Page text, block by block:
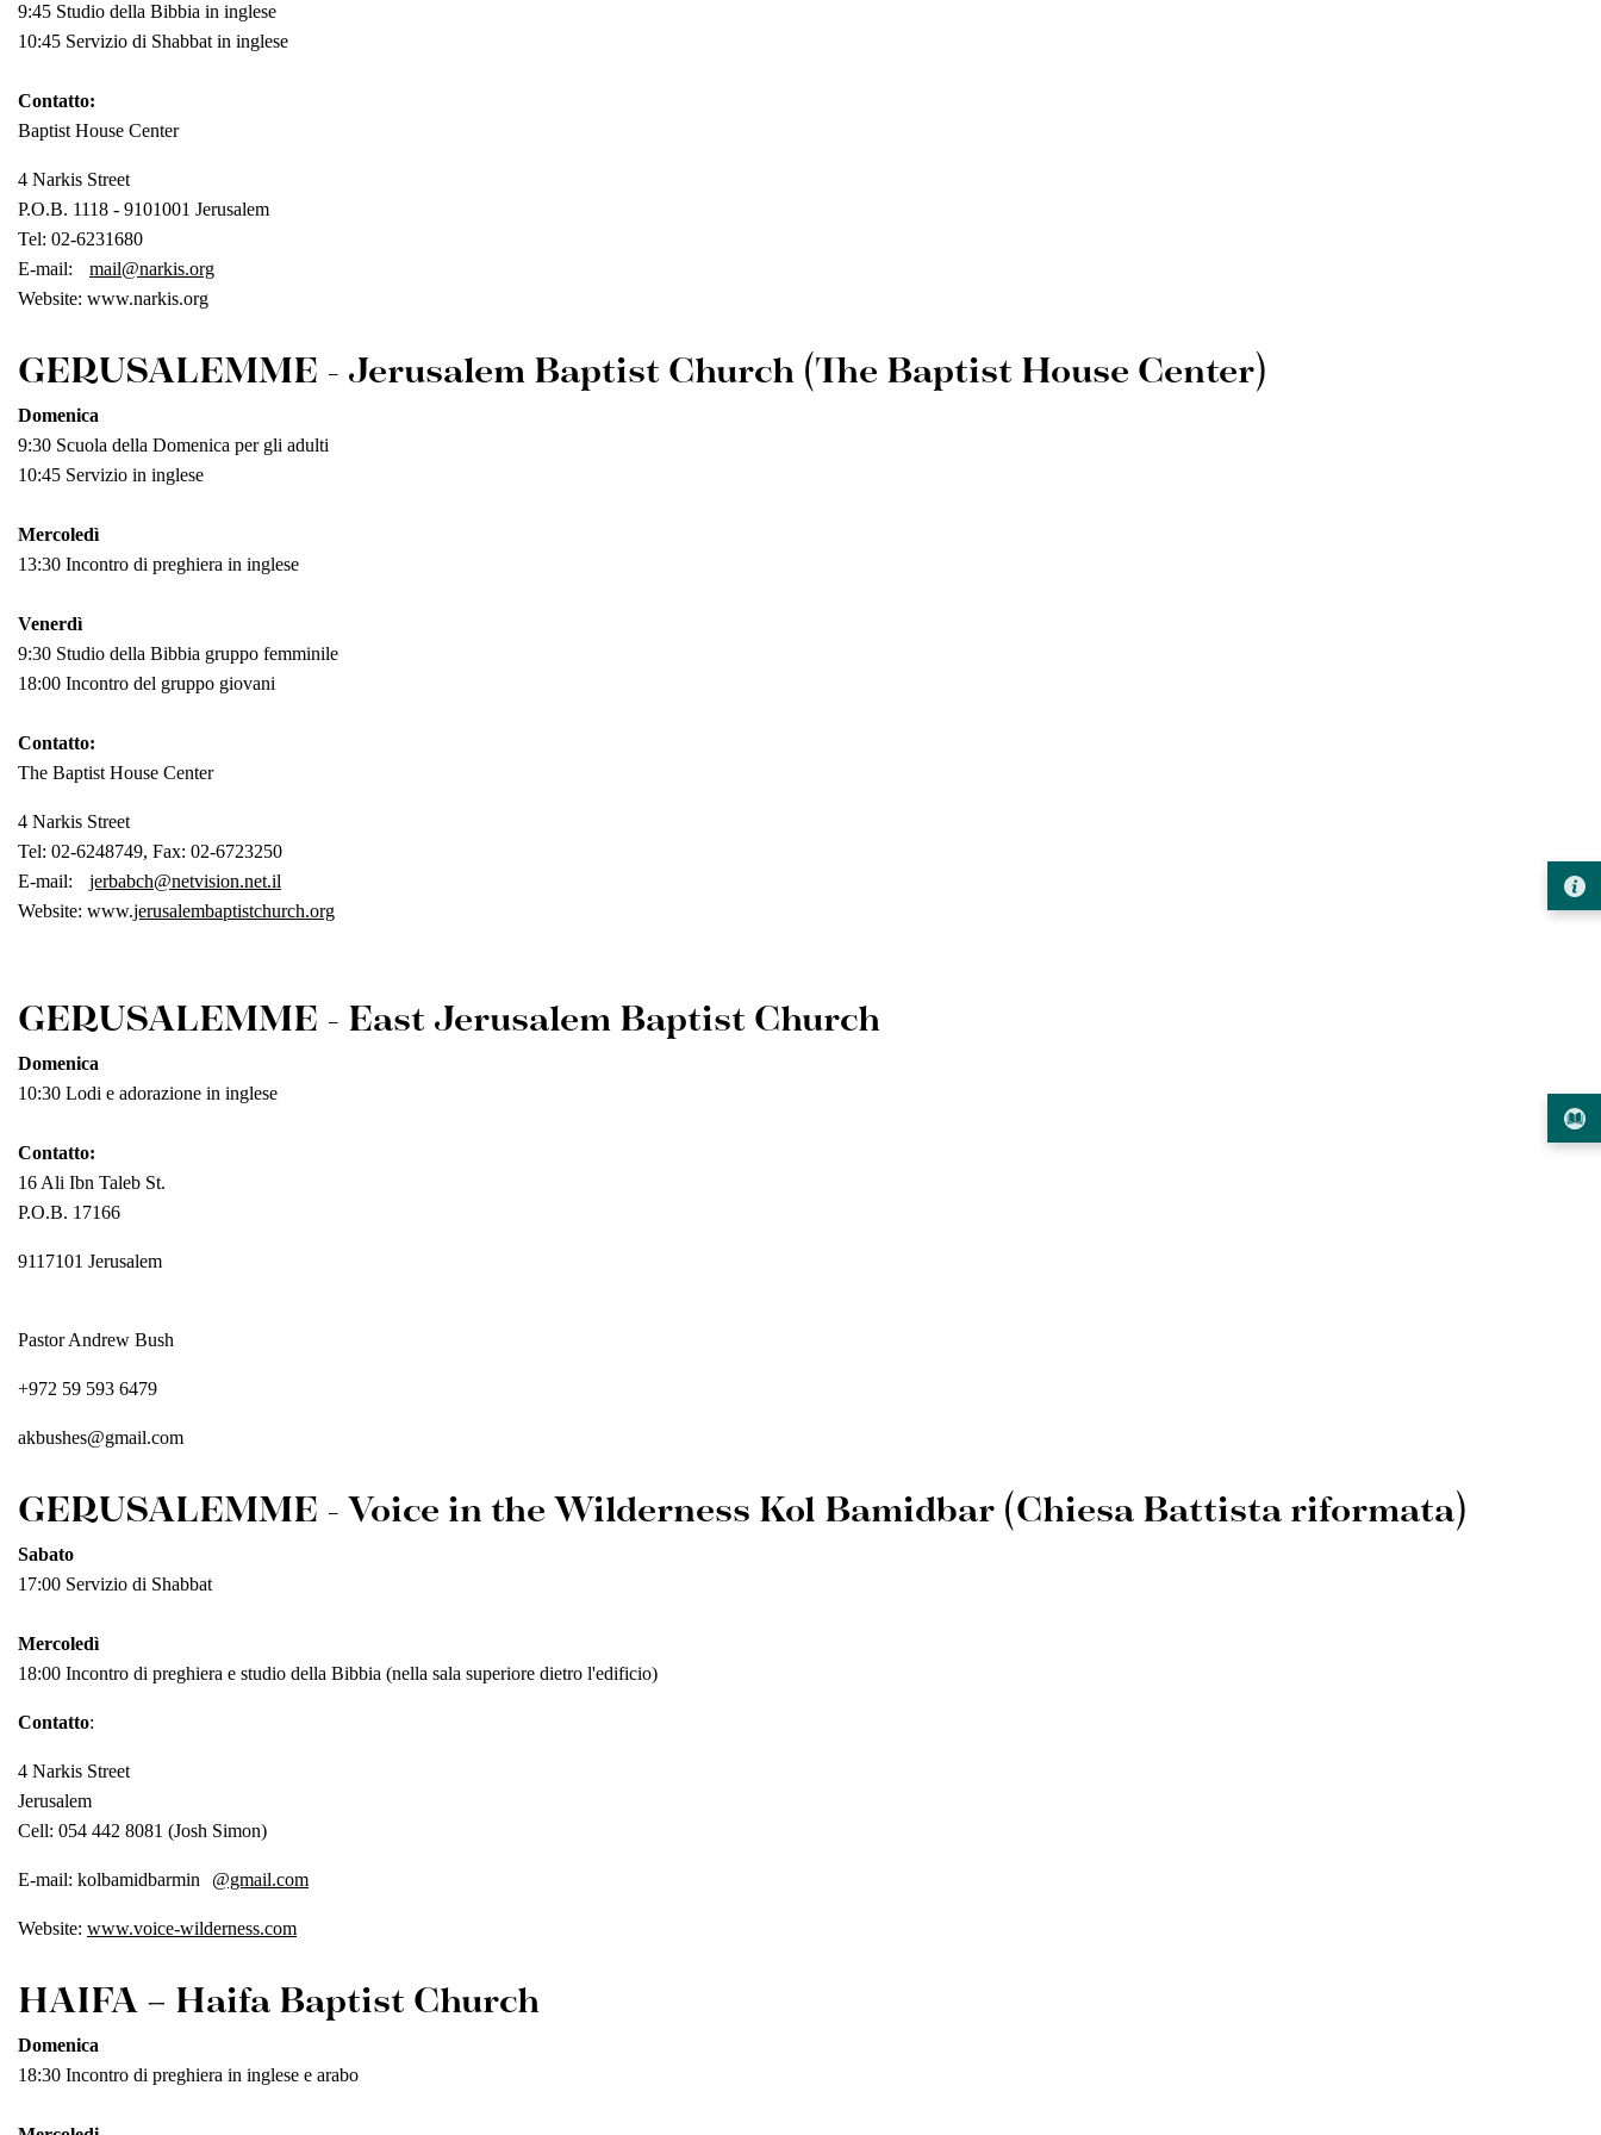
9:45 Studio della Bibbia in inglese
10:45 Servizio di Shabbat in inglese
Contatto:
Baptist House Center
4 Narkis Street
P.O.B. 1118 - 9101001 Jerusalem
Tel: 02-6231680
E-mail:
mail@narkis.org
Website: www.narkis.org
GERUSALEMME - Jerusalem Baptist Church (The Baptist House Center)
Domenica
9:30 Scuola della Domenica per gli adulti
10:45 Servizio in inglese
Mercoledì
13:30 Incontro di preghiera in inglese
Venerdì
9:30 Studio della Bibbia gruppo femminile
18:00 Incontro del gruppo giovani
Contatto:
The Baptist House Center
4 Narkis Street
Tel: 02-6248749, Fax: 02-6723250
E-mail:
jerbabch@netvision.net.il
Website: www.jerusalembaptistchurch.org
GERUSALEMME - East Jerusalem Baptist Church
Domenica
10:30 Lodi e adorazione in inglese
Contatto:
16 Ali Ibn Taleb St.
P.O.B. 17166
9117101 Jerusalem
Pastor Andrew Bush
+972 59 593 6479
akbushes@gmail.com
GERUSALEMME - Voice in the Wilderness Kol Bamidbar (Chiesa Battista riformata)
Sabato
17:00 Servizio di Shabbat
Mercoledì
18:00 Incontro di preghiera e studio della Bibbia (nella sala superiore dietro l'edificio)
Contatto:
4 Narkis Street
Jerusalem
Cell: 054 442 8081 (Josh Simon)
E-mail: kolbamidbarmin @gmail.com
Website: www.voice-wilderness.com
HAIFA – Haifa Baptist Church
Domenica
18:30 Incontro di preghiera in inglese e arabo